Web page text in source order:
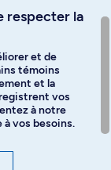
respecter la
et de
témoins
et la
vos
à notre
vos besoins.